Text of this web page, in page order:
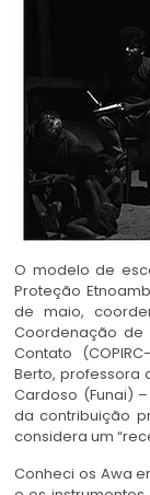
O modelo de
Proteção
de maio,
Coordenação de
Contato
Berto, professora
Cardoso (Funai)
da contribuição
considera um
Conheci os Awa